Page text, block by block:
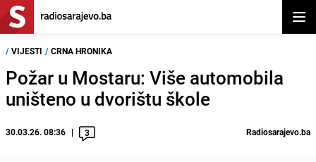
/ VIJESTI / CRNA HRONIKA
Požar u Mostaru: Više automobila
uništeno u dvorištu škole
30.03.26. 08:36 3 Radiosarajevo.ba